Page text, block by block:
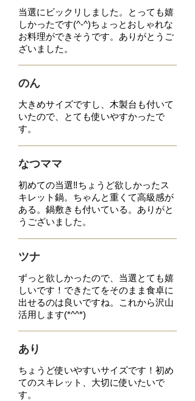
当選にビックリしました。とっても嬉
しかったです(^-^)ちょっとおしゃれな
お料理ができそう です。ありがとうご
ざいました。
のん
大きめサイズですし、木製台も付いて
いたので、とても使いやすかったで
す。
なつママ
初めての当選‼︎ちょうど欲しかったス
キレット鍋。ちゃんと重くて高級感が
ある。鍋敷きも付いている。ありがと
うございました。
ツナ
ずっと欲しかったので、当選とても嬉
しいです！できたてをそのまま食卓に
出せるのは良いですね。これから沢山
活用します(*^^*)
あり
ちょうど使いやすいサイズです！ 初め
てのスキレット、大切に使いたいで
す。